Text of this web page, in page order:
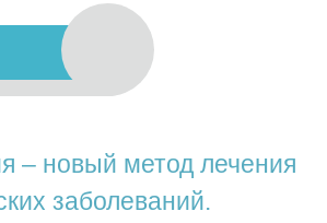
– новый метод лечения
заболеваний.